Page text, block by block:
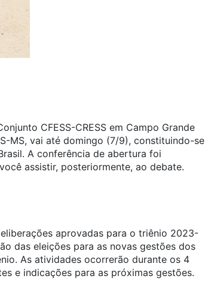
CFESS-CRESS em Campo Grande
MS, vai até domingo (7/9), constituindo-se
A conferência de abertura foi
assistir, posteriormente, ao debate.
aprovadas para o triênio 2023-
das eleições para as novas gestões dos
As atividades ocorrerão durante os 4
e indicações para as próximas gestões.